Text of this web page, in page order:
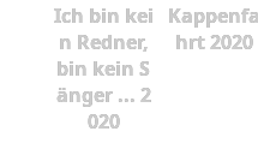
Ich bin kei
n Redner,
bin kein S
änger ... 2
020
Kappenfa
hrt 2020